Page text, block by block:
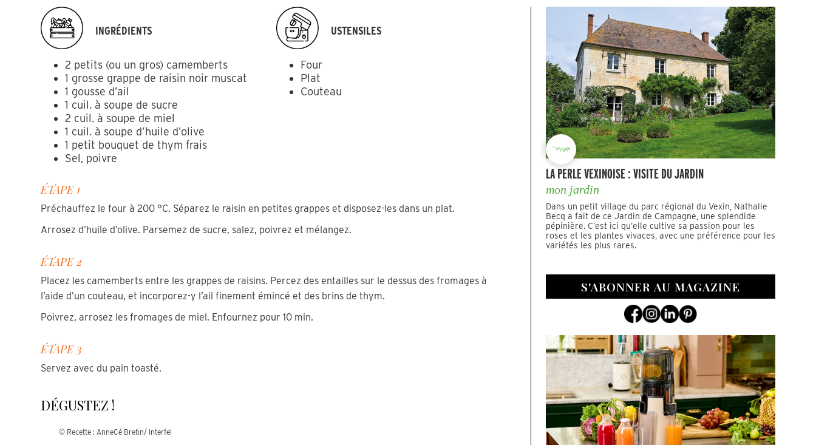
INGRÉDIENTS
2 petits (ou un gros) camemberts
1 grosse grappe de raisin noir muscat
1 gousse d’ail
1 cuil. à soupe de sucre
2 cuil. à soupe de miel
1 cuil. à soupe d’huile d’olive
1 petit bouquet de thym frais
Sel, poivre
USTENSILES
Four
Plat
Couteau
ÉTAPE 1
Préchauffez le four à 200 °C. Séparez le raisin en petites grappes et disposez-les dans un plat.
Arrosez d’huile d’olive. Parsemez de sucre, salez, poivrez et mélangez.
ÉTAPE 2
Placez les camemberts entre les grappes de raisins. Percez des entailles sur le dessus des fromages à
l’aide d’un couteau, et incorporez-y l’ail finement émincé et des brins de thym.
Poivrez, arrosez les fromages de miel. Enfournez pour 10 min.
ÉTAPE 3
Servez avec du pain toasté.
DÉGUSTEZ !
© Recette : AnneCé Bretin/ Interfel
LA PERLE VEXINOISE : VISITE DU JARDIN
mon jardin
Dans un petit village du parc régional du Vexin, Nathalie
Becq a fait de ce Jardin de Campagne, une splendide
pépinière. C’est ici qu’elle cultive sa passion pour les
roses et les plantes vivaces, avec une préférence pour les
variétés les plus rares.
S'ABONNER AU MAGAZINE